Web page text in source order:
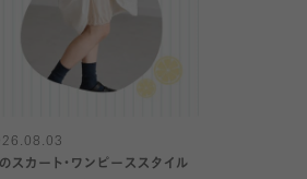
スカート・ワンピーススタイル